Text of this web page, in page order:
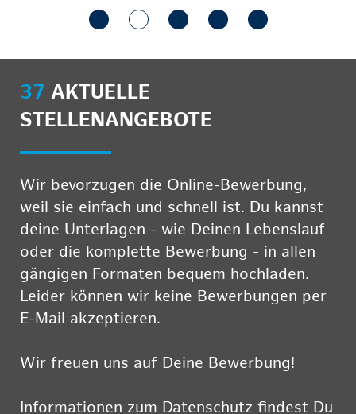
37 AKTUELLE
STELLENANGEBOTE
Wir bevorzugen die Online-Bewerbung,
weil sie einfach und schnell ist. Du kannst
deine Unterlagen - wie Deinen Lebenslauf
oder die komplette Bewerbung - in allen
gängigen Formaten bequem hochladen.
Leider können wir keine Bewerbungen per
E-Mail akzeptieren.
Wir freuen uns auf Deine Bewerbung!
Informationen zum Datenschutz findest Du